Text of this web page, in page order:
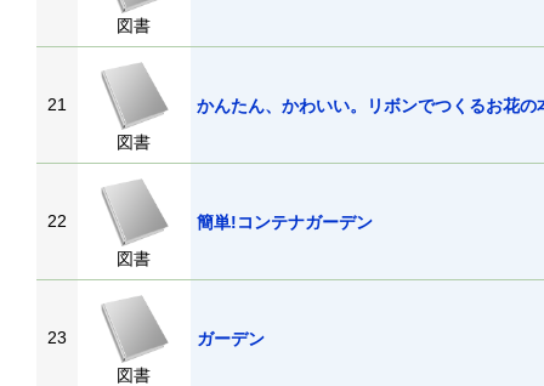
図書
21
図書
かんたん、かわいい。リボンでつくるお花の
22
図書
簡単!コンテナガーデン
23
図書
ガーデン